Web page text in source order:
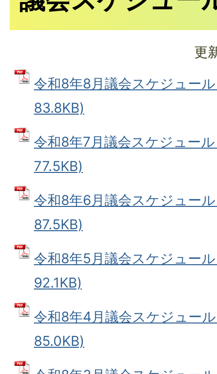
更
令和8年8月議会スケジュー
83.8KB)
令和8年7月議会スケジュー
77.5KB)
令和8年6月議会スケジュー
87.5KB)
令和8年5月議会スケジュー
92.1KB)
令和8年4月議会スケジュー
85.0KB)